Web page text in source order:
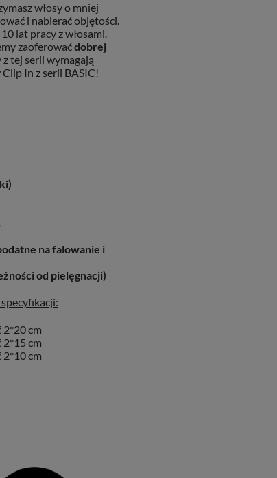
włosy o mniej
i nabierać objętości.
lat pracy z włosami.
zaoferowaćdobrej
z tej serii wymagają
In z serii BASIC!
na falowanie i
od pielęgnacji)
2*20 cm
2*15 cm
2*10 cm